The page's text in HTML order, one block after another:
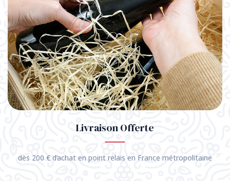
Livraison Offerte
dès 200 € d’achat en point relais en France métropolitaine